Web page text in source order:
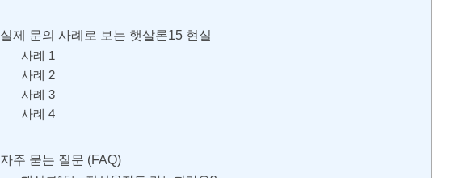
실제 문의 사례로 보는 햇살론15 현실
사례 1
사례 2
사례 3
사례 4
자주 묻는 질문 (FAQ)